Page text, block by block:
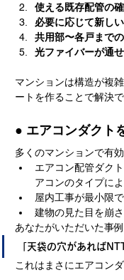
使える既存配管の
必要に応じて新し
共用部〜各戸まで
光ファイバーが通
マンションは構造が複
ートを作ることで解決で
● エアコンダクト
多くのマンションで有
エアコン配管ダク
アコンのタイプに
屋内工事が最小限
建物の見た目を崩
あなたがいただいた事例
「天袋の穴があれば
これはまさにエアコン